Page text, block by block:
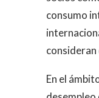
consumo
En el